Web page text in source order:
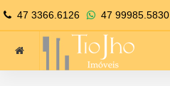
47 3366.6126 47 99985.5830